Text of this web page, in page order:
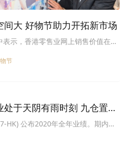
大 好物节助力开拓新市场
示，香港零售业网上销售价值在
年的近28%比率，仍有可观的增
在内地电商平台的知名度，并更熟
节
处于天阴有雨时刻 九仓置业
HK) 公布2020年全年业绩。期内，
业盈利为99.73亿元，同比减少